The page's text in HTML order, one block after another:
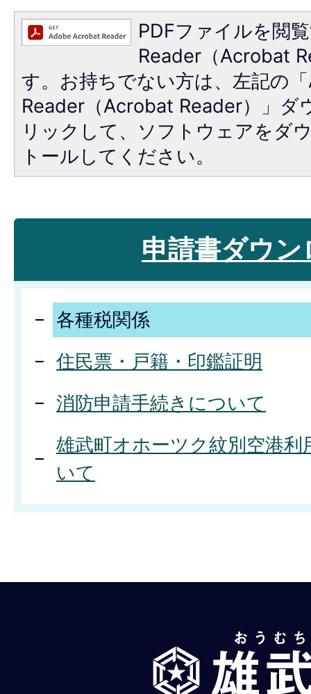
PDFファイルを閲
Reader（Acrobat
す。お持ちでない方は、左記の
Reader（Acrobat Reader）」ダ
リックして、ソフトウェアをダ
トールしてください。
申請書ダウン
各種税関係
住民票・戸籍・印鑑証明
消防申請手続きについて
雄武町オホーツク紋別空港利
いて